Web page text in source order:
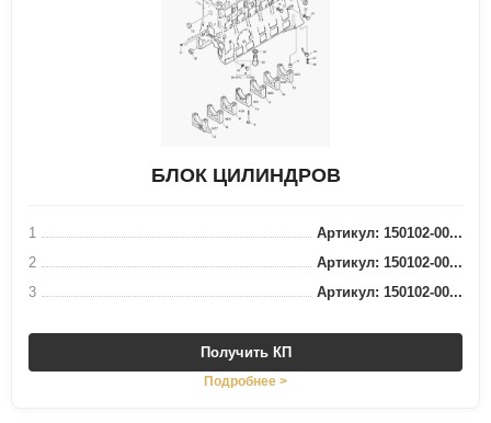
БЛОК ЦИЛИНДРОВ
1
Артикул: 150102-00...
2
Артикул: 150102-00...
3
Артикул: 150102-00...
Получить КП
Подробнее >